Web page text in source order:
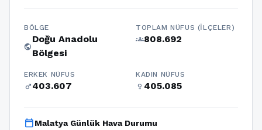
BÖLGE
public
Doğu Anadolu
Bölgesi
TOPLAM NÜFUS (İLÇELER)
groups808.692
ERKEK NÜFUS
male403.607
KADIN NÜFUS
female 405.085
calendar_todayMalatya Günlük Hava Durumu